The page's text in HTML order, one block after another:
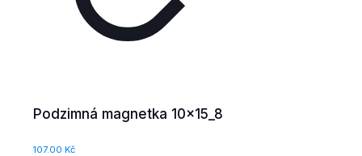
Podzimná magnetka 10x15_8
107.00 Kč